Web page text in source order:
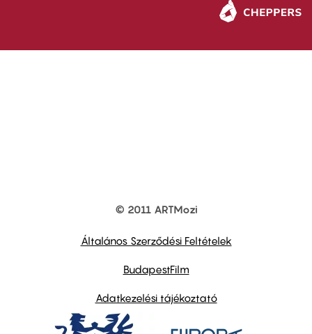
© 2011 ARTMozi
Általános Szerződési Feltételek
BudapestFilm
Adatkezelési tájékoztató